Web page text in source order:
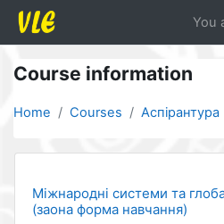
Skip to main content
You
Course information
Home Courses Аспірантура
Міжнародні системи та
(заона форма навчання)